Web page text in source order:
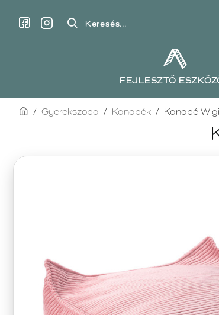
Keresés...
FEJLESZTŐ
homeGyerekszoba Kanapék Kanapé